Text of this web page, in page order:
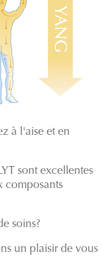
à l'aise et en
sont excellentes
composants
soins?
un plaisir de vous